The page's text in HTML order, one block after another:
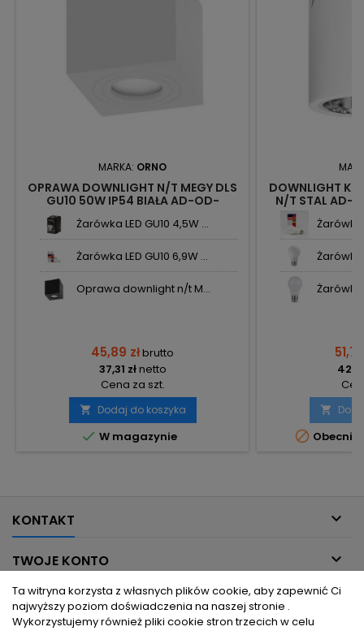
MARKA: ORNO
OPRAWA DOWNLIGHT N/T MEGY DLS
GU10 50W IP54 BIAŁA AD-OD-
Żarówka LED GU10 4,5W ...
Żarówka LED GU10 6,9W ...
Oprawa downlight n/t M...
45,89 złbrutto
37,31 złnetto
Cena za szt.
 Dodaj do koszyka
 W magazynie
DOWNLIGHT
N/T STAL AD-
Żarówka
Żarówka
Żarówka


KONTAKT 
TWOJE KONTO 
INFORMACJE DLA CIEBIE 
Ta witryna korzysta z własnych plików cookie, aby zapewnić Ci
najwyższy poziom doświadczenia na naszej stronie .
Wykorzystujemy również pliki cookie stron trzecich w celu